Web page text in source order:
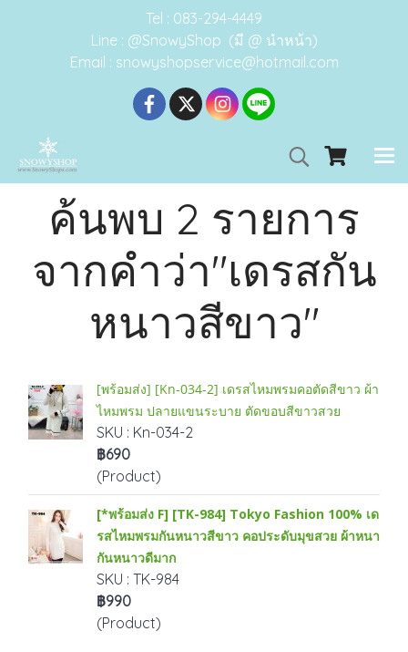
Tel : 083-294-4449
Line : @SnowyShop (มี @ นำหน้า)
Email : snowyshopservice@hotmail.com
ค้นพบ 2 รายการ
จากคำว่า"เดรสกัน
หนาวสีขาว"
[พร้อมส่ง] [Kn-034-2] เดรสไหมพรมคอตัดสีขาว ผ้า
ไหมพรม ปลายแขนระบาย ตัดขอบสีขาวสวย
SKU : Kn-034-2
฿690
(Product)
[*พร้อมส่ง F] [TK-984] Tokyo Fashion 100% เด
รสไหมพรมกันหนาวสีขาว คอประดับมุขสวย ผ้าหนา
กันหนาวดีมาก
SKU : TK-984
฿990
(Product)